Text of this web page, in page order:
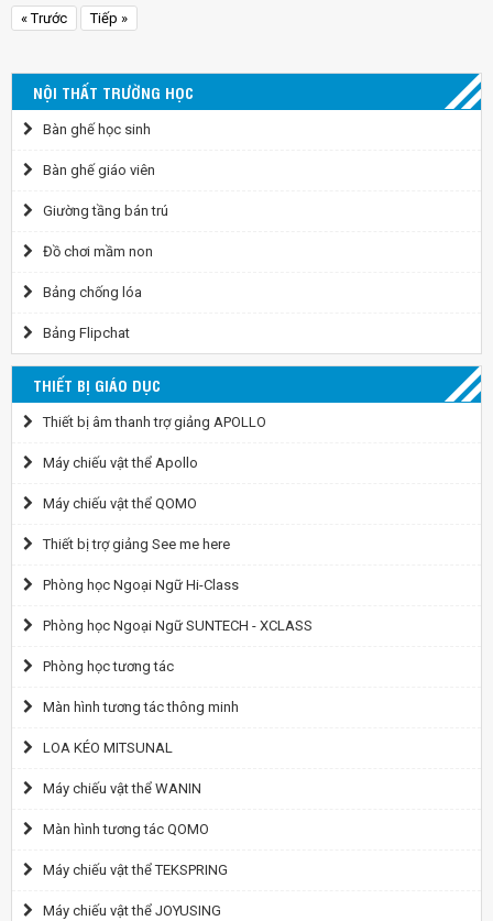
« Trước Tiếp »
NỘI THẤT TRƯỜNG HỌC
Bàn ghế học sinh
Bàn ghế giáo viên
Giường tầng bán trú
Đồ chơi mầm non
Bảng chống lóa
Bảng Flipchat
THIẾT BỊ GIÁO DỤC
Thiết bị âm thanh trợ giảng APOLLO
Máy chiếu vật thể Apollo
Máy chiếu vật thể QOMO
Thiết bị trợ giảng See me here
Phòng học Ngoại Ngữ Hi-Class
Phòng học Ngoại Ngữ SUNTECH - XCLASS
Phòng học tương tác
Màn hình tương tác thông minh
LOA KÉO MITSUNAL
Máy chiếu vật thể WANIN
Màn hình tương tác QOMO
Máy chiếu vật thể TEKSPRING
Máy chiếu vật thể JOYUSING